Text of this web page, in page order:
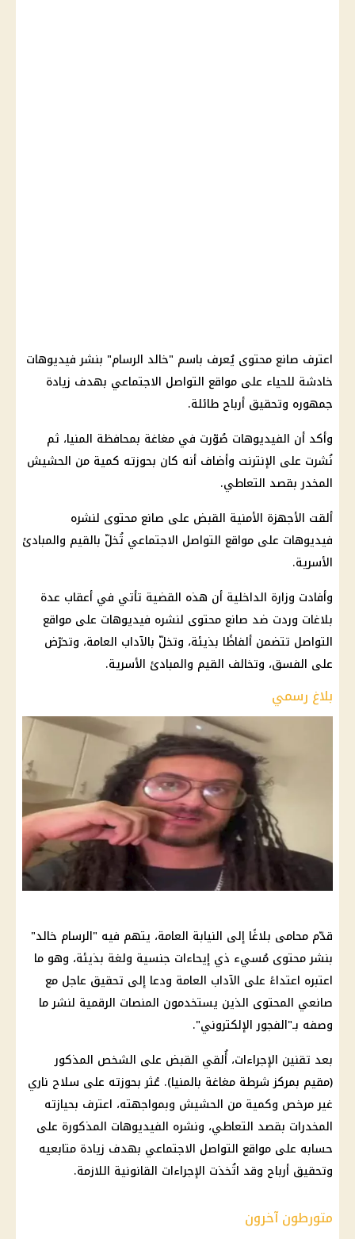
اعترف صانع محتوى يُعرف باسم "خالد الرسام" بنشر فيديوهات
خادشة للحياء على مواقع التواصل الاجتماعي بهدف زيادة
جمهوره وتحقيق أرباح طائلة.
وأكد أن الفيديوهات صُوّرت في مغاغة بمحافظة المنيا، ثم
نُشرت على الإنترنت وأضاف أنه كان بحوزته كمية من الحشيش
المخدر بقصد التعاطي.
ألقت الأجهزة الأمنية القبض على صانع محتوى لنشره
فيديوهات على مواقع التواصل الاجتماعي تُخلّ بالقيم والمبادئ
الأسرية.
وأفادت وزارة الداخلية أن هذه القضية تأتي في أعقاب عدة
بلاغات وردت ضد صانع محتوى لنشره فيديوهات على مواقع
التواصل تتضمن ألفاظًا بذيئة، وتخلّ بالآداب العامة، وتحرّض
على الفسق، وتخالف القيم والمبادئ الأسرية.
بلاغ رسمي
قدّم محامى بلاغًا إلى النيابة العامة، يتهم فيه "الرسام خالد"
بنشر محتوى مُسيء ذي إيحاءات جنسية ولغة بذيئة، وهو ما
اعتبره اعتداءً على الآداب العامة ودعا إلى تحقيق عاجل مع
صانعي المحتوى الذين يستخدمون المنصات الرقمية لنشر ما
وصفه بـ"الفجور الإلكتروني".
بعد تقنين الإجراءات، أُلقي القبض على الشخص المذكور
(مقيم بمركز شرطة مغاغة بالمنيا). عُثر بحوزته على سلاح ناري
غير مرخص وكمية من الحشيش وبمواجهته، اعترف بحيازته
المخدرات بقصد التعاطي، ونشره الفيديوهات المذكورة على
حسابه على مواقع التواصل الاجتماعي بهدف زيادة متابعيه
وتحقيق أرباح وقد اتُخذت الإجراءات القانونية اللازمة.
متورطون آخرون